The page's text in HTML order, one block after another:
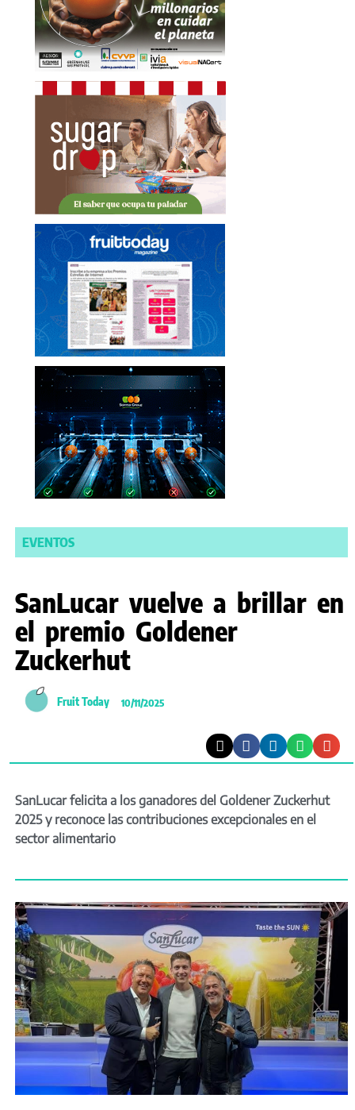
EVENTOS
SanLucar vuelve a brillar en
el premio Goldener
Zuckerhut
Fruit Today 10/11/2025
SanLucar felicita a los ganadores del Goldener Zuckerhut
2025 y reconoce las contribuciones excepcionales en el
sector alimentario